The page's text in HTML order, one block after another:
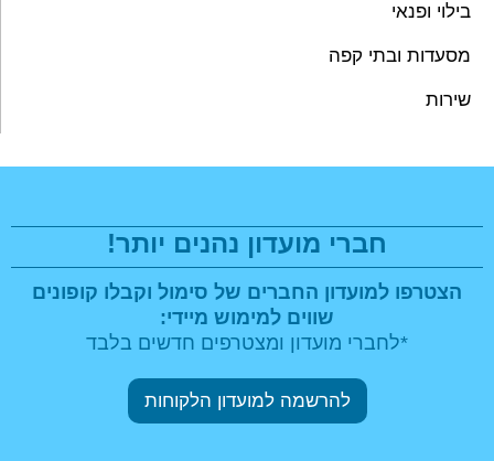
בילוי ופנאי
מסעדות ובתי קפה
שירות
חברי מועדון נהנים יותר!
הצטרפו למועדון החברים של סימול וקבלו קופונים
שווים למימוש מיידי:
*לחברי מועדון ומצטרפים חדשים בלבד
להרשמה למועדון הלקוחות